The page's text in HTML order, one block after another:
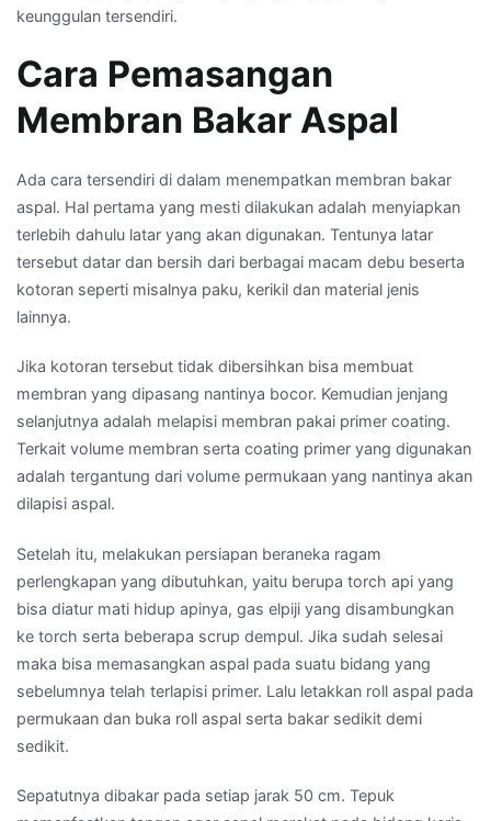
keunggulan tersendiri.
Cara Pemasangan
Membran Bakar Aspal
Ada cara tersendiri di dalam menempatkan membran bakar
aspal. Hal pertama yang mesti dilakukan adalah menyiapkan
terlebih dahulu latar yang akan digunakan. Tentunya latar
tersebut datar dan bersih dari berbagai macam debu beserta
kotoran seperti misalnya paku, kerikil dan material jenis
lainnya.
Jika kotoran tersebut tidak dibersihkan bisa membuat
membran yang dipasang nantinya bocor. Kemudian jenjang
selanjutnya adalah melapisi membran pakai primer coating.
Terkait volume membran serta coating primer yang digunakan
adalah tergantung dari volume permukaan yang nantinya akan
dilapisi aspal.
Setelah itu, melakukan persiapan beraneka ragam
perlengkapan yang dibutuhkan, yaitu berupa torch api yang
bisa diatur mati hidup apinya, gas elpiji yang disambungkan
ke torch serta beberapa scrup dempul. Jika sudah selesai
maka bisa memasangkan aspal pada suatu bidang yang
sebelumnya telah terlapisi primer. Lalu letakkan roll aspal pada
permukaan dan buka roll aspal serta bakar sedikit demi
sedikit.
Sepatutnya dibakar pada setiap jarak 50 cm. Tepuk